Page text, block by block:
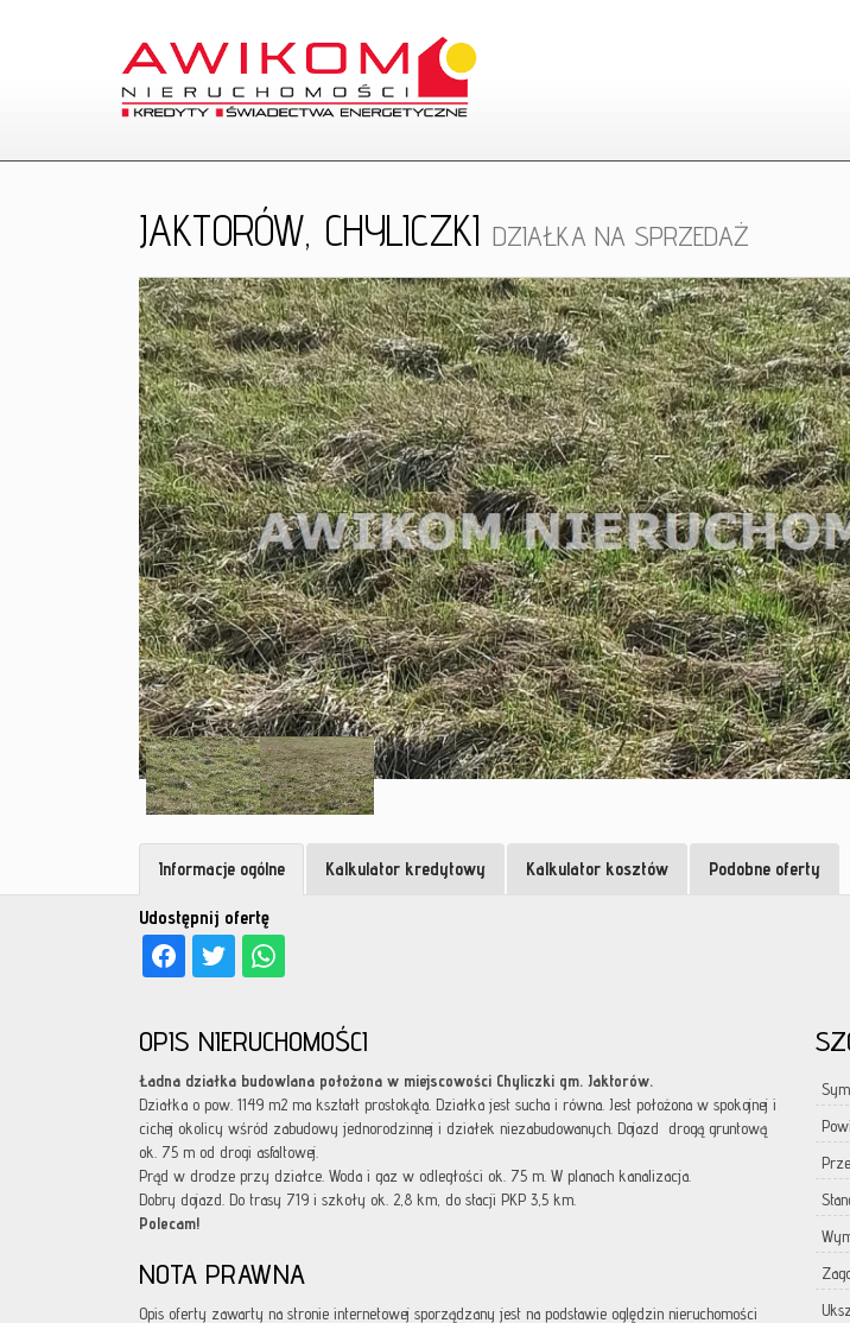
JAKTORÓW, CHYLICZKI DZIAŁKA NA SPRZEDAŻ
Udostępnij ofertę
Informacje ogólne Kalkulator kredytowy Kalkulator kosztów Podobne oferty
OPIS NIERUCHOMOŚCI
Ładna działka budowlana położona w miejscowości Chyliczki gm. Jaktorów.
Działka o pow. 1149 m2 ma kształt prostokąta. Działka jest sucha i równa. Jest położona w spokojnej i
cichej okolicy wśród zabudowy jednorodzinnej i działek niezabudowanych. Dojazd drogą gruntową
ok. 75 m od drogi asfaltowej.
Prąd w drodze przy działce. Woda i gaz w odległości ok. 75 m. W planach kanalizacja.
Dobry dojazd. Do trasy 719 i szkoły ok. 2,8 km, do stacji PKP 3,5 km.
Polecam!
NOTA PRAWNA
Opis oferty zawarty na stronie internetowej sporządzany jest na podstawie oględzin nieruchomości